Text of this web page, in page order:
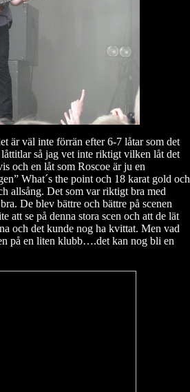
är väl inte förrän efter 6-7 låtar som det
så jag vet inte riktigt vilken låt det
och en låt som Roscoe är ju en
What´s the point och 18 karat gold och
allsång. Det som var riktigt bra med
De blev bättre och bättre på scenen
att se på denna stora scen och att de lät
och det kunde nog ha kvittat. Men vad
på en liten klubb….det kan nog bli en